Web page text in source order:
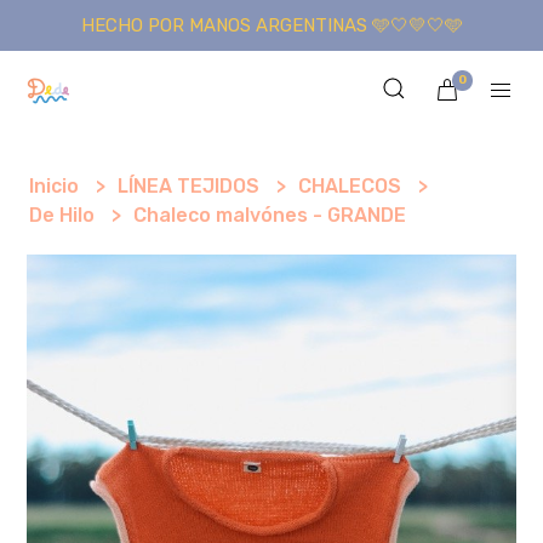
HECHO POR MANOS ARGENTINAS 🩵🤍💛🤍🩵
0
Inicio LÍNEA TEJIDOS
CHALECOS
De Hilo
Chaleco malvónes - GRANDE